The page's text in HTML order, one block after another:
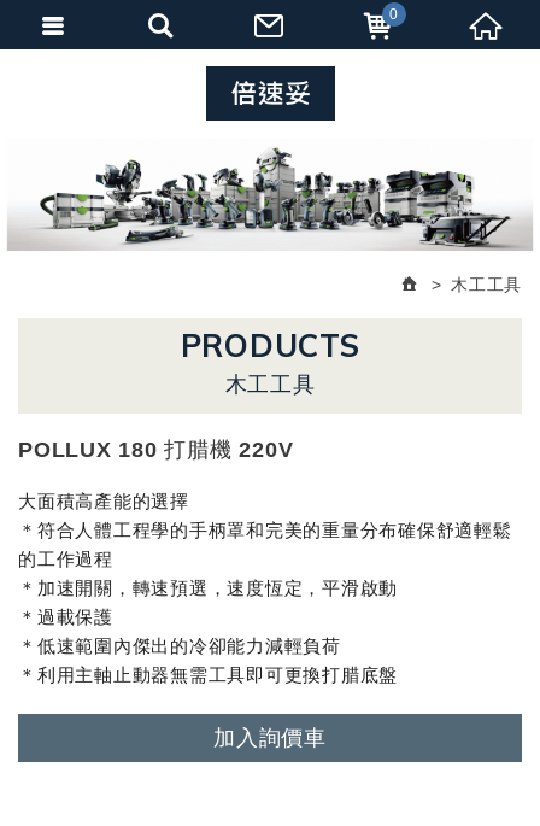
木工工具
PRODUCTS
木工工具
POLLUX 180 打腊機 220V
大面積高產能的選擇
＊符合人體工程學的手柄罩和完美的重量分布確保舒適輕鬆
的工作過程
＊加速開關，轉速預選，速度恆定，平滑啟動
＊過載保護
＊低速範圍內傑出的冷卻能力減輕負荷
＊利用主軸止動器無需工具即可更換打腊底盤
加入詢價車
0